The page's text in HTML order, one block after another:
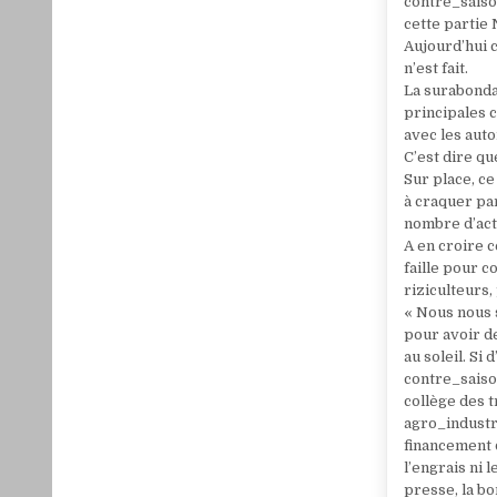
cette partie
Aujourd’hui
n’est fait.
La
principales
avec les
C’est dire
Sur place,
à craquer
nombre
A en croire
faille pour
riziculteurs,
« Nous
pour avoir
au soleil. Si
collège des
financement
l’engrais ni
presse, la